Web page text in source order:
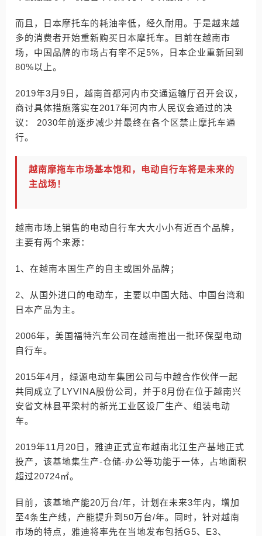
而且，日本摩托车的耗油率低，经久耐用。于是越来越
多的消费者开始重新购买日本摩托车。目前在越南市
场，中国品牌的市场占有率不足5%，日本企业重新回到
80%以上。
2019年3月9日，越南首都河内市交通运输厅召开会议，
商讨具体措施落实在2017年河内市人民议会通过的决
议： 2030年前逐步减少并最终在各个区禁止摩托车通
行。
越南摩拖车市场基本饱和，电动自行车将是未来的
主战场！
越南市场上销售的电动自行车大大小小有近百个品牌，
主要有两个来源：
1、在越南本国生产的自主或国外品牌；
2、从国外进口的电动车，主要以中国大陆、中国台湾和
日本产品为主。
2006年，美国福特汽车公司在越南推出一批环保型电动
自行车。
2015年4月，绿源电动车集团公司与中越合作伙伴一起
共同成立了LYVINA股份公司，并于8月份在位于越南兴
安省文林县平梁村的新光工业区设厂生产、组装电动
车。
2019年11月20日，雅迪正式宣布越南北江生产基地正式
投产，该基地集生产-仓储-办公等功能于一体，占地面积
超过20724㎡。
目前，该基地产能20万台/年，计划在未来3年内，增加
至4条生产线，产能提升到50万台/年。同时，针对越南
市场的特点，雅迪将率先在当地发布包括G5、E3、